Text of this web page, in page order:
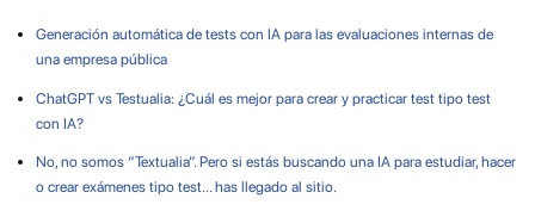
Generación automática de tests con IA para las evaluaciones internas de
una empresa pública
ChatGPT vs Testualia: ¿Cuál es mejor para crear y practicar test tipo test
con IA?
No, no somos “Textualia”. Pero si estás buscando una IA para estudiar, hacer
o crear exámenes tipo test… has llegado al sitio.